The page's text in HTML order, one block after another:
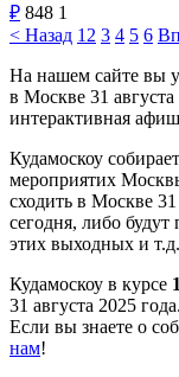
₽ 848 1
< Назад 1 2 3 4 5 6
На нашем сайте вы
в Москве 31
интерактивная
Кудамоскоу
мероприятих
сходить в Москве
сегодня, либо будут
этих выходных и т.д.
Кудамоскоу в курсе
31 августа 2025 года.
Если вы знаете о
нам!